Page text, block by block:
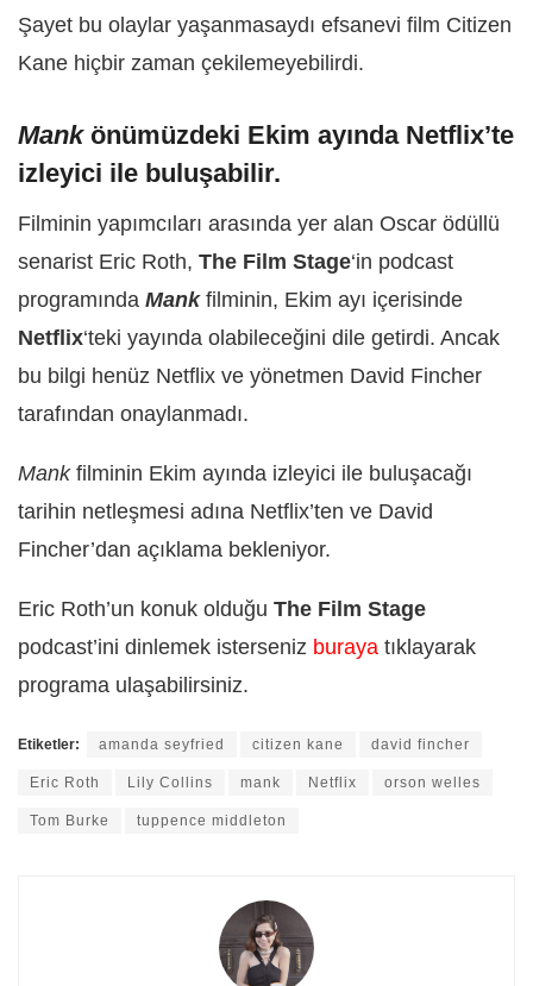
Şayet bu olaylar yaşanmasaydı efsanevi film Citizen
Kane hiçbir zaman çekilemeyebilirdi.
Mankönümüzdeki Ekim ayında Netflix’te
izleyici ile buluşabilir.
Filminin yapımcıları arasında yer alan Oscar ödüllü
senarist Eric Roth, The Film Stage‘in podcast
programında Mankfilminin, Ekim ayı içerisinde
Netflix‘teki yayında olabileceğini dile getirdi. Ancak
bu bilgi henüz Netflix ve yönetmen David Fincher
tarafından onaylanmadı.
Mankfilminin Ekim ayında izleyici ile buluşacağı
tarihin netleşmesi adına Netflix’ten ve David
Fincher’dan açıklama bekleniyor.
Eric Roth’un konuk olduğu The Film Stage
podcast’ini dinlemek isterseniz buraya tıklayarak
programa ulaşabilirsiniz.
Etiketler: amanda seyfried citizen kane david fincher
Eric Roth Lily Collins mank Netflix orson welles
Tom Burke tuppence middleton